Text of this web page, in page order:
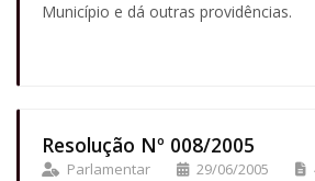
Município e dá outras providências.
Resolução Nº 008/2005
Parlamentar 29/06/2005